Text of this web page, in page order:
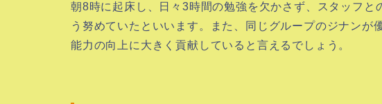
朝8時に起床し、日々3時間の勉強を欠かさず、スタッフと
う努めていたといいます。また、同じグループのジナンが
能力の向上に大きく貢献していると言えるでしょう。